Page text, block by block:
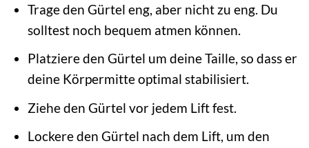
Trage den Gürtel eng, aber nicht zu eng. Du
solltest noch bequem atmen können.
Platziere den Gürtel um deine Taille, so dass er
deine Körpermitte optimal stabilisiert.
Ziehe den Gürtel vor jedem Lift fest.
Lockere den Gürtel nach dem Lift, um den